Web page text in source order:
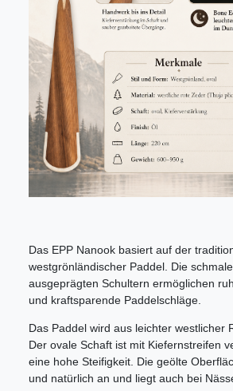
Das EPP Nanook basiert auf der
westgrönländischer Paddel. Die
ausgeprägten Schultern ermöglichen
und kraftsparende Paddelschläge.
Das Paddel wird aus leichter westlicher
Der ovale Schaft ist mit Kiefernstreifen
eine hohe Steifigkeit. Die geölte
und natürlich an und liegt auch bei